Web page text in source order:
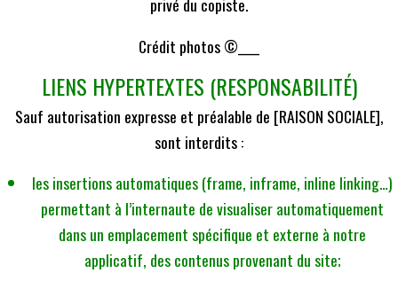
privé du copiste.
Crédit photos ©____
LIENS HYPERTEXTES (RESPONSABILITÉ)
Sauf autorisation expresse et préalable de [RAISON SOCIALE],
sont interdits :
les insertions automatiques (frame, inframe, inline linking…)
permettant à l’internaute de visualiser automatiquement
dans un emplacement spécifique et externe à notre
applicatif, des contenus provenant du site;